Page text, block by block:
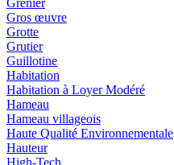
Grenier
Gros œuvre
Grotte
Grutier
Guillotine
Habitation
Habitation à Loyer Modéré
Hameau
Hameau villageois
Haute Qualité Environnementale
Hauteur